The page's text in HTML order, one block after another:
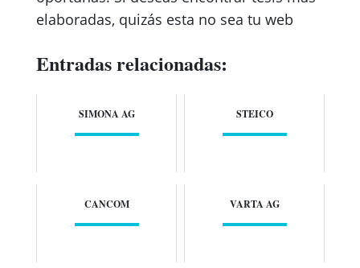
elaboradas, quizás esta no sea tu web
Entradas relacionadas:
SIMONA AG STEICO
CANCOM VARTA AG